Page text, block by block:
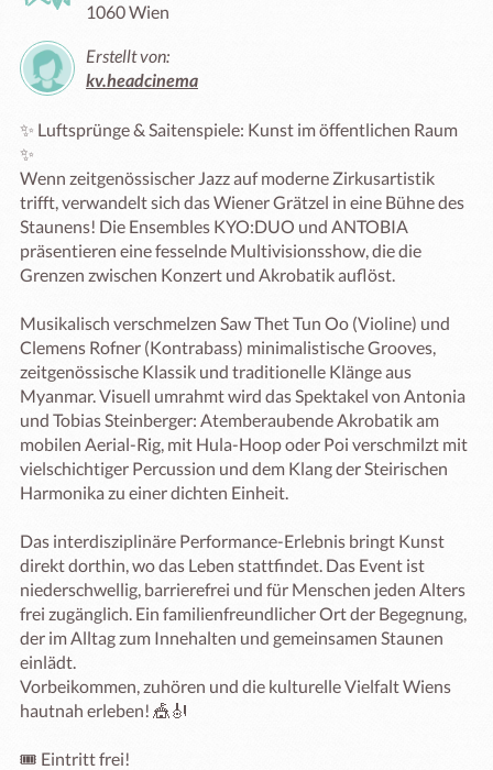
1060 Wien
Erstellt von:
kv.headcinema
✨ Luftsprünge & Saitenspiele: Kunst im öffentlichen Raum
✨
Wenn zeitgenössischer Jazz auf moderne Zirkusartistik
trifft, verwandelt sich das Wiener Grätzel in eine Bühne des
Staunens! Die Ensembles KYO:DUO und ANTOBIA
präsentieren eine fesselnde Multivisionsshow, die die
Grenzen zwischen Konzert und Akrobatik auflöst.
Musikalisch verschmelzen Saw Thet Tun Oo (Violine) und
Clemens Rofner (Kontrabass) minimalistische Grooves,
zeitgenössische Klassik und traditionelle Klänge aus
Myanmar. Visuell umrahmt wird das Spektakel von Antonia
und Tobias Steinberger: Atemberaubende Akrobatik am
mobilen Aerial-Rig, mit Hula-Hoop oder Poi verschmilzt mit
vielschichtiger Percussion und dem Klang der Steirischen
Harmonika zu einer dichten Einheit.
Das interdisziplinäre Performance-Erlebnis bringt Kunst
direkt dorthin, wo das Leben stattfindet. Das Event ist
niederschwellig, barrierefrei und für Menschen jeden Alters
frei zugänglich. Ein familienfreundlicher Ort der Begegnung,
der im Alltag zum Innehalten und gemeinsamen Staunen
einlädt.
Vorbeikommen, zuhören und die kulturelle Vielfalt Wiens
hautnah erleben! 🎪🎻
🎟️ Eintritt frei!